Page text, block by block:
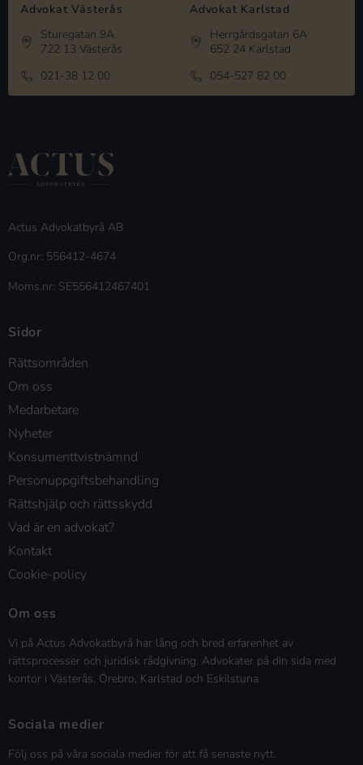
Advokat Västerås
Sturegatan 9A
722 13 Västerås
021-38 12 00
Advokat Karlstad
Herrgårdsgatan 6A
652 24 Karlstad
054-527 82 00
Actus Advokatbyrå AB
Org.nr: 556412-4674
Moms.nr: SE556412467401
Sidor
Rättsområden
Om oss
Medarbetare
Nyheter
Konsumenttvistnämnd
Personuppgiftsbehandling
Rättshjälp och rättsskydd
Vad är en advokat?
Kontakt
Cookie-policy
Om oss
Vi på Actus Advokatbyrå har lång och bred erfarenhet av
rättsprocesser och juridisk rådgivning. Advokater på din sida med
kontor i Västerås, Örebro, Karlstad och Eskilstuna
Sociala medier
Följ oss på våra sociala medier för att få senaste nytt.